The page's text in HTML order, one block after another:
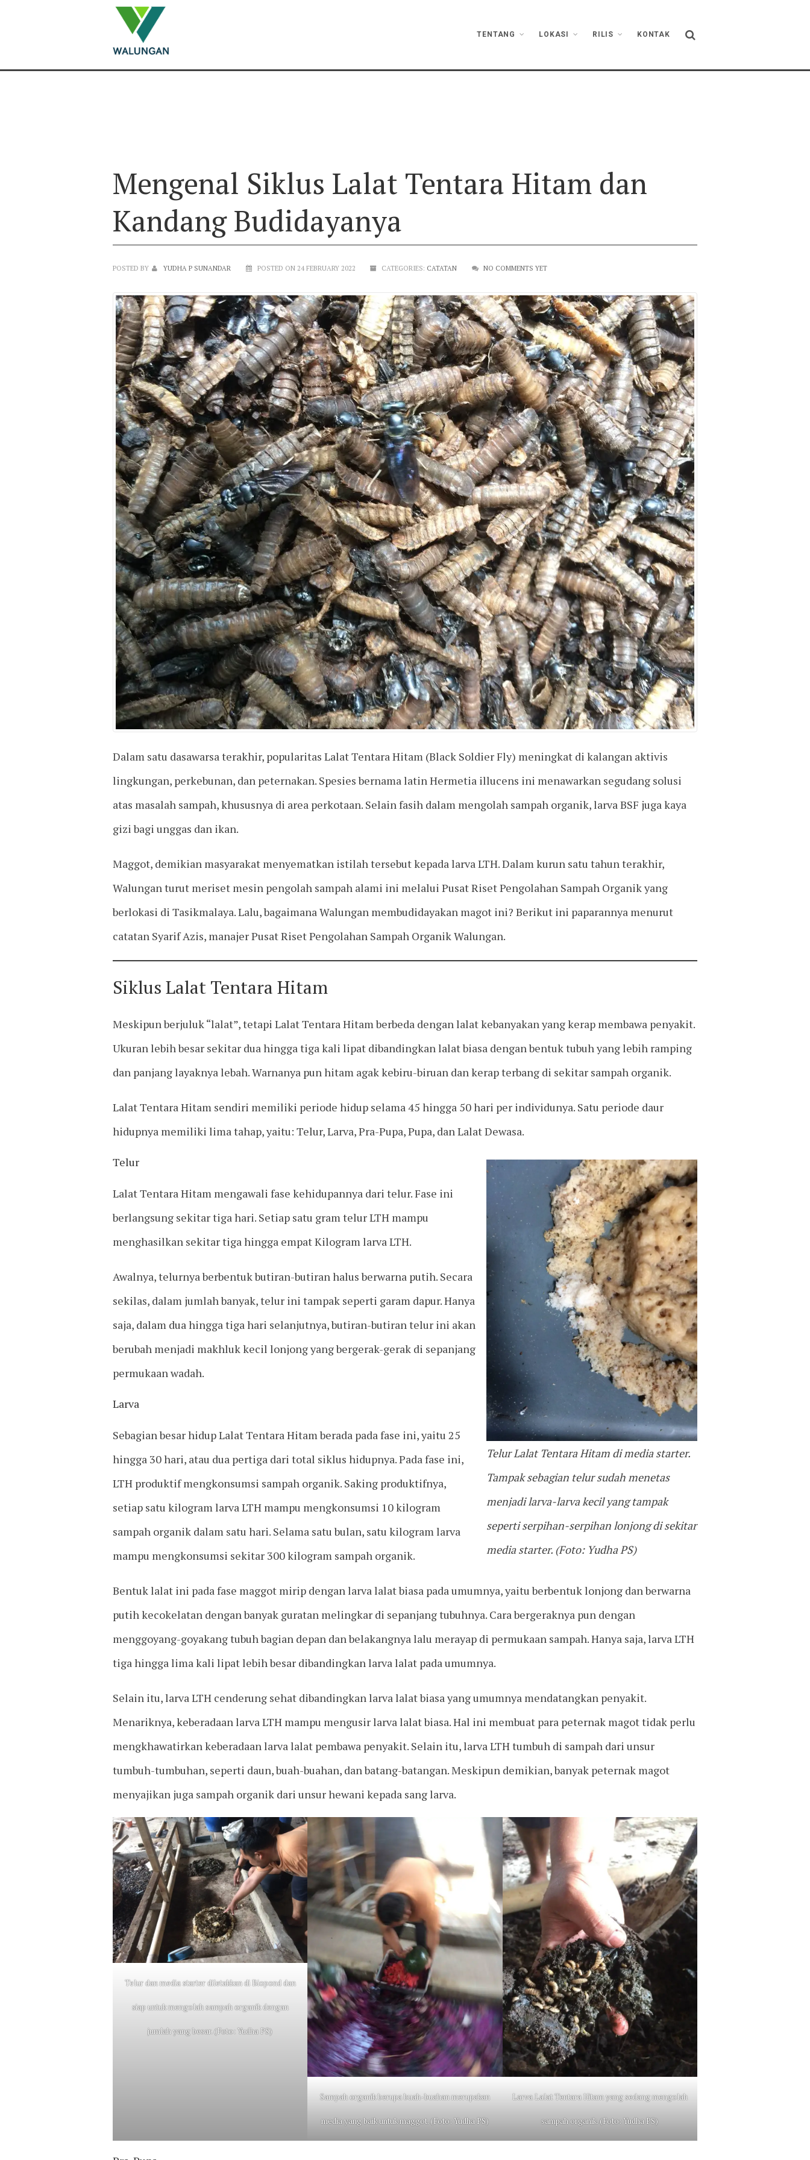
TENTANG LOKASI RILIS KONTAK
Mengenal Siklus Lalat Tentara Hitam dan
Kandang Budidayanya
POSTED BY YUDHA P SUNANDAR POSTED ON 24 FEBRUARY 2022 CATEGORIES: CATATAN NO COMMENTS YET
Dalam satu dasawarsa terakhir, popularitas Lalat Tentara Hitam (Black Soldier Fly) meningkat di kalangan aktivis
lingkungan, perkebunan, dan peternakan. Spesies bernama latin Hermetia illucens ini menawarkan segudang solusi
atas masalah sampah, khususnya di area perkotaan. Selain fasih dalam mengolah sampah organik, larva BSF juga kaya
gizi bagi unggas dan ikan.
Maggot, demikian masyarakat menyematkan istilah tersebut kepada larva LTH. Dalam kurun satu tahun terakhir,
Walungan turut meriset mesin pengolah sampah alami ini melalui Pusat Riset Pengolahan Sampah Organik yang
berlokasi di Tasikmalaya. Lalu, bagaimana Walungan membudidayakan magot ini? Berikut ini paparannya menurut
catatan Syarif Azis, manajer Pusat Riset Pengolahan Sampah Organik Walungan.
Siklus Lalat Tentara Hitam
Meskipun berjuluk “lalat”, tetapi Lalat Tentara Hitam berbeda dengan lalat kebanyakan yang kerap membawa penyakit.
Ukuran lebih besar sekitar dua hingga tiga kali lipat dibandingkan lalat biasa dengan bentuk tubuh yang lebih ramping
dan panjang layaknya lebah. Warnanya pun hitam agak kebiru-biruan dan kerap terbang di sekitar sampah organik.
Lalat Tentara Hitam sendiri memiliki periode hidup selama 45 hingga 50 hari per individunya. Satu periode daur
hidupnya memiliki lima tahap, yaitu: Telur, Larva, Pra-Pupa, Pupa, dan Lalat Dewasa.
Telur Lalat Tentara Hitam di media starter.
Tampak sebagian telur sudah menetas
menjadi larva-larva kecil yang tampak
seperti serpihan-serpihan lonjong di sekitar
media starter. (Foto: Yudha PS)
Telur
Lalat Tentara Hitam mengawali fase kehidupannya dari telur. Fase ini
berlangsung sekitar tiga hari. Setiap satu gram telur LTH mampu
menghasilkan sekitar tiga hingga empat Kilogram larva LTH.
Awalnya, telurnya berbentuk butiran-butiran halus berwarna putih. Secara
sekilas, dalam jumlah banyak, telur ini tampak seperti garam dapur. Hanya
saja, dalam dua hingga tiga hari selanjutnya, butiran-butiran telur ini akan
berubah menjadi makhluk kecil lonjong yang bergerak-gerak di sepanjang
permukaan wadah.
Larva
Sebagian besar hidup Lalat Tentara Hitam berada pada fase ini, yaitu 25
hingga 30 hari, atau dua pertiga dari total siklus hidupnya. Pada fase ini,
LTH produktif mengkonsumsi sampah organik. Saking produktifnya,
setiap satu kilogram larva LTH mampu mengkonsumsi 10 kilogram
sampah organik dalam satu hari. Selama satu bulan, satu kilogram larva
mampu mengkonsumsi sekitar 300 kilogram sampah organik.
Bentuk lalat ini pada fase maggot mirip dengan larva lalat biasa pada umumnya, yaitu berbentuk lonjong dan berwarna
putih kecokelatan dengan banyak guratan melingkar di sepanjang tubuhnya. Cara bergeraknya pun dengan
menggoyang-goyakang tubuh bagian depan dan belakangnya lalu merayap di permukaan sampah. Hanya saja, larva LTH
tiga hingga lima kali lipat lebih besar dibandingkan larva lalat pada umumnya.
Selain itu, larva LTH cenderung sehat dibandingkan larva lalat biasa yang umumnya mendatangkan penyakit.
Menariknya, keberadaan larva LTH mampu mengusir larva lalat biasa. Hal ini membuat para peternak magot tidak perlu
mengkhawatirkan keberadaan larva lalat pembawa penyakit. Selain itu, larva LTH tumbuh di sampah dari unsur
tumbuh-tumbuhan, seperti daun, buah-buahan, dan batang-batangan. Meskipun demikian, banyak peternak magot
menyajikan juga sampah organik dari unsur hewani kepada sang larva.
Telur dan media starter diletakkan di Biopond dan
siap untuk mengolah sampah organik dengan
jumlah yang besar. (Foto: Yudha PS)
Sampah organik berupa buah-buahan merupakan
media yang baik untuk maggot. (Foto: Yudha PS)
Larva Lalat Tentara Hitam yang sedang mengolah
sampah organik. (Foto: Yudha PS)